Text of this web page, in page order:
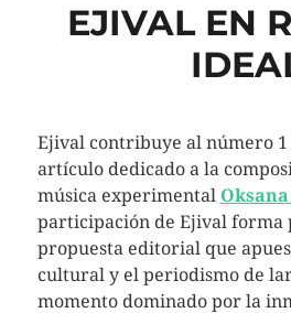
EJIVAL EN
Ejival contribuye al número
artículo dedicado a la
música experimental
participación de Ejival forma
propuesta editorial que
cultural y el periodismo de
momento dominado por la